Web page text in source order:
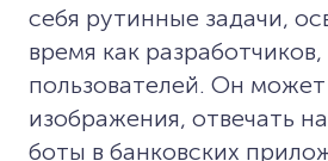
себя рутинные задачи,
время как разработчиков,
пользователей. Он
изображения, отвечать
боты в банковских